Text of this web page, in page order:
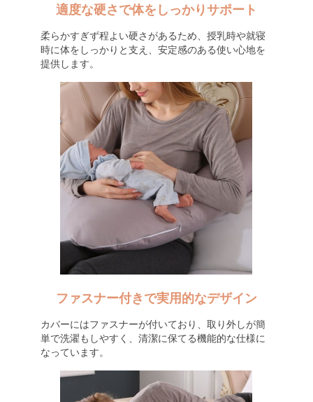
適度な硬さで体をしっかりサポート
柔らかすぎず程よい硬さがあるため、授乳時や就寝
時に体をしっかりと支え、安定感のある使い心地を
提供します。
ファスナー付きで実用的なデザイン
カバーにはファスナーが付いており、取り外しが簡
単で洗濯もしやすく、清潔に保てる機能的な仕様に
なっています。